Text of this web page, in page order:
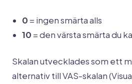
0 = ingen smärta alls
10 = den värsta smärta du
Skalan utvecklades som ett
alternativ till VAS-skalan